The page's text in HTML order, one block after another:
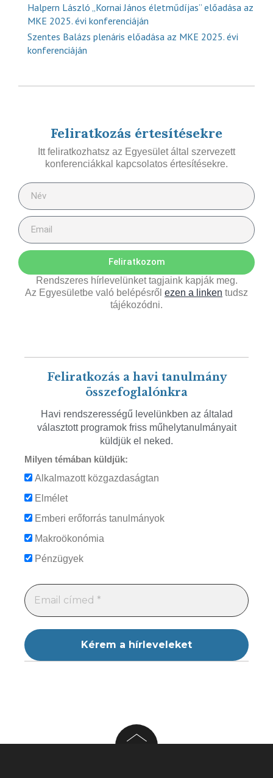
Halpern László „Kornai János életműdíjas” előadása az
MKE 2025. évi konferenciáján
Szentes Balázs plenáris előadása az MKE 2025. évi
konferenciáján
Feliratkozás értesítésekre
Itt feliratkozhatsz az Egyesület által szervezett
konferenciákkal kapcsolatos értesítésekre.
Feliratkozom
Rendszeres hírlevelünket tagjaink kapják meg.
Az Egyesületbe való belépésről ezen a linken tudsz
tájékozódni.
Feliratkozás a havi tanulmány
összefoglalónkra
Havi rendszerességű levelünkben az általad
választott programok friss műhelytanulmányait
küldjük el neked.
Milyen témában küldjük:
Alkalmazott közgazdaságtan
Elmélet
Emberi erőforrás tanulmányok
Makroökonómia
Pénzügyek